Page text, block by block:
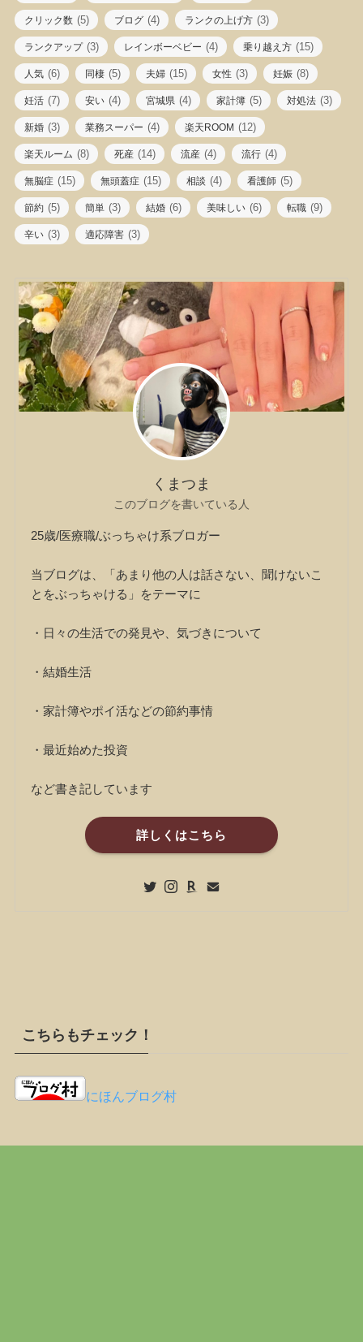
クリック数 (5) ブログ (4) ランクの上げ方 (3)
ランクアップ(3) レインボーベビー (4) 乗り越え方 (15)
人気 (6) 同棲 (5) 夫婦 (15) 女性 (3) 妊娠 (8)
妊活 (7) 安い (4) 宮城県 (4) 家計簿 (5) 対処法 (3)
新婚 (3) 業務スーパー (4) 楽天ROOM (12)
楽天ルーム (8) 死産 (14) 流産 (4) 流行 (4)
無脳症 (15) 無頭蓋症 (15) 相談 (4) 看護師 (5)
節約 (5) 簡単 (3) 結婚 (6) 美味しい (6) 転職 (9)
辛い (3) 適応障害 (3)
くまつま
このブログを書いている人
25歳/医療職/ぶっちゃけ系ブロガー
当ブログは、「あまり他の人は話さない、聞けないこ
とをぶっちゃける」をテーマに
・日々の生活での発見や、気づきについて
・結婚生活
・家計簿やポイ活などの節約事情
・最近始めた投資
など書き記しています
詳しくはこちら
こちらもチェック！
にほんブログ村